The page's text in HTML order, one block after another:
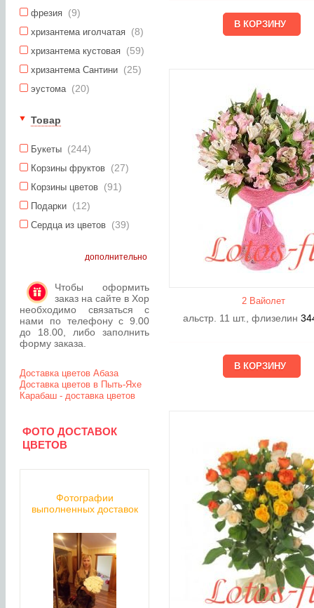
фрезия (9)
хризантема иголчатая (8)
хризантема кустовая (59)
хризантема Сантини (25)
эустома (20)
Товар
Букеты (244)
Корзины фруктов (27)
Корзины цветов (91)
Подарки (12)
Сердца из цветов (39)
дополнительно
Чтобы оформить
заказ на сайте в Хор
необходимо связаться с
нами по телефону с 9.00
до 18.00, либо заполнить
форму заказа.
Доставка цветов Абаза
Доставка цветов в Пыть-Яхе
Карабаш - доставка цветов
ФОТО ДОСТАВОК
ЦВЕТОВ
Фотографии
выполненных доставок
2 Вайолет
альстр. 11 шт., флизелин